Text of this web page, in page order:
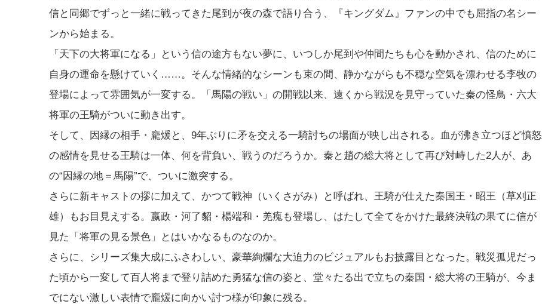
信と同郷でずっと一緒に戦ってきた尾到が夜の森で語り合う、『キングダム』ファンの中でも屈指の名シー
ンから始まる。
「天下の大将軍になる」という信の途方もない夢に、いつしか尾到や仲間たちも心を動かされ、信のために
自身の運命を懸けていく……。そんな情緒的なシーンも束の間、静かながらも不穏な空気を漂わせる李牧の
登場によって雰囲気が一変する。「馬陽の戦い」の開戦以来、遠くから戦況を見守っていた秦の怪鳥・六大
将軍の王騎がついに動き出す。
そして、因縁の相手・龐煖と、9年ぶりに矛を交える一騎討ちの場面が映し出される。血が沸き立つほど憤怒
の感情を見せる王騎は一体、何を背負い、戦うのだろうか。秦と趙の総大将として再び対峙した2人が、あ
の“因縁の地＝馬陽”で、ついに激突する。
さらに新キャストの摎に加えて、かつて戦神（いくさがみ）と呼ばれ、王騎が仕えた秦国王・昭王（草刈正
雄）もお目見えする。嬴政・河了貂・楊端和・羌瘣も登場し、はたして全てをかけた最終決戦の果てに信が
見た「将軍の見る景色」とはいかなるものなのか。
さらに、シリーズ集大成にふさわしい、豪華絢爛な大迫力のビジュアルもお披露目となった。戦災孤児だっ
た頃から一変して百人将まで登り詰めた勇猛な信の姿と、堂々たる出で立ちの秦国・総大将の王騎が、今ま
でにない激しい表情で龐煖に向かい討つ様が印象に残る。